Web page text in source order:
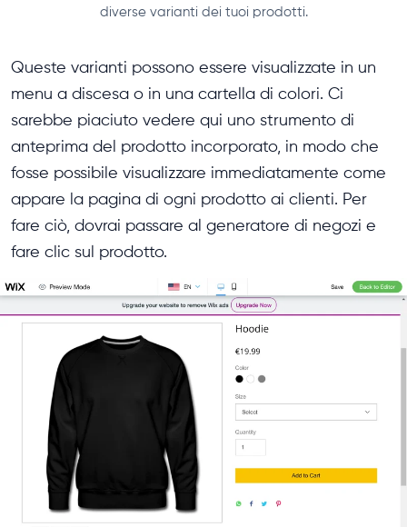
diverse varianti dei tuoi prodotti.
Queste varianti possono essere visualizzate in un
menu a discesa o in una cartella di colori. Ci
sarebbe piaciuto vedere qui uno strumento di
anteprima del prodotto incorporato, in modo che
fosse possibile visualizzare immediatamente come
appare la pagina di ogni prodotto ai clienti. Per
fare ciò, dovrai passare al generatore di negozi e
fare clic sul prodotto.